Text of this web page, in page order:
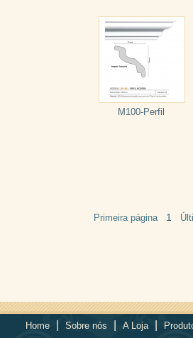
M100-Perfil
Primeira página 1
Home Sobre nós A Loja